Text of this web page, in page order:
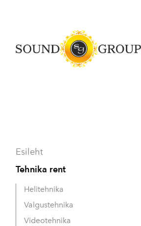
Esileht
Tehnika rent
Helitehnika
Valgustehnika
Videotehnika